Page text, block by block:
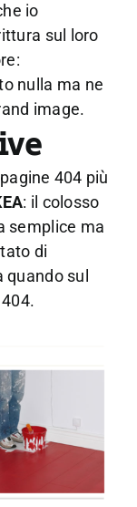
io
sul loro
nulla ma ne
image.
404 più
: il colosso
semplice ma
di
sul